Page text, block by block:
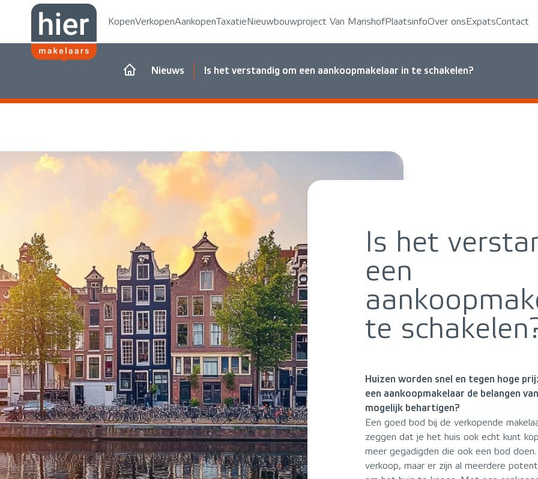
Kopen VerkopenAankopenTaxatieNieuwbouwproject Van Marishof Plaatsinfo Over onsExpatsContact
Nieuws Is het verstandig om een aankoopmakelaar in te schakelen?
Is het
een
te
Huizen worden snel en tegen hoge
een aankoopmakelaar de belangen
mogelijk behartigen?
Een goed bod bij de verkopende
zeggen dat je het huis ook echt kunt
meer gegadigden die ook een bod
verkoop, maar er zijn al meerdere